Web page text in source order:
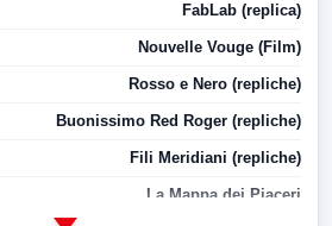
FabLab (replica)
Nouvelle Vouge (Film)
Rosso e Nero (repliche)
Buonissimo Red Roger (repliche)
Fili Meridiani (repliche)
La Mappa dei Piaceri